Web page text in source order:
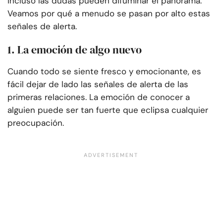
Veamos por qué a menudo se pasan por alto estas
señales de alerta.
1. La emoción de algo nuevo
Cuando todo se siente fresco y emocionante, es
fácil dejar de lado las señales de alerta de las
primeras relaciones. La emoción de conocer a
alguien puede ser tan fuerte que eclipsa cualquier
preocupación.